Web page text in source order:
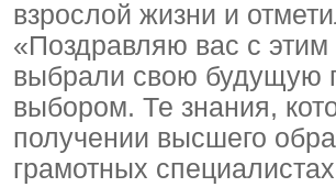
взрослой жизни и
«Поздравляю вас с
выбрали свою будущую
выбором. Те знания,
получении высшего
грамотных